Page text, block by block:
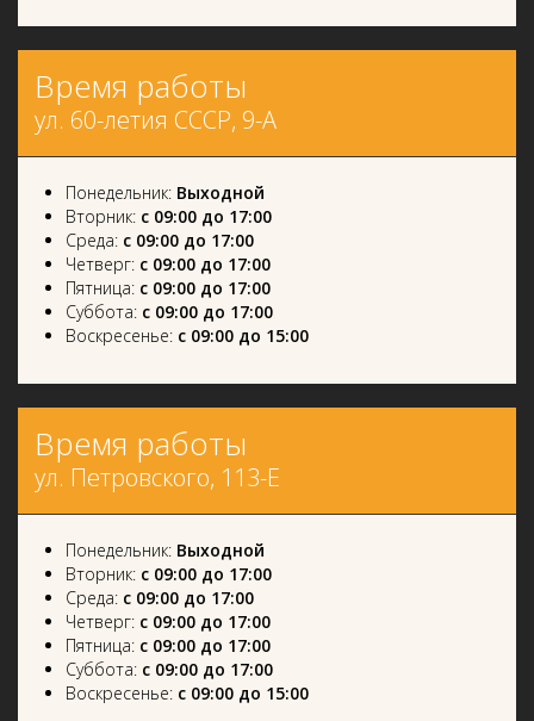
Время работы
ул. 60-летия СССР, 9-А
Понедельник: Выходной
Вторник: с 09:00 до 17:00
Среда: с 09:00 до 17:00
Четверг: с 09:00 до 17:00
Пятница: с 09:00 до 17:00
Суббота: с 09:00 до 17:00
Воскресенье: с 09:00 до 15:00
Время работы
ул. Петровского, 113-Е
Понедельник: Выходной
Вторник: с 09:00 до 17:00
Среда: с 09:00 до 17:00
Четверг: с 09:00 до 17:00
Пятница: с 09:00 до 17:00
Суббота: с 09:00 до 17:00
Воскресенье: с 09:00 до 15:00